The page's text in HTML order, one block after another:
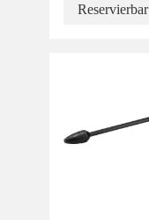
Reservierbar